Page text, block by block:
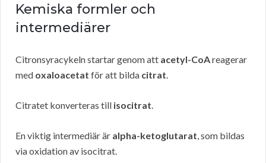
Kemiska formler och
intermediärer
Citronsyracykeln startar genom att acetyl-CoAreagerar
med oxaloacetat för att bilda citrat
Citratet konverteras till isocitrat
En viktig intermediär är alpha-ketoglutarat , som bildas
via oxidation av isocitrat.